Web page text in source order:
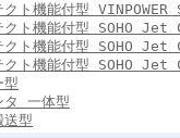
クト機能付型
クト機能付型 SOHO Jet
クト機能付型 SOHO Jet
クト機能付型 SOHO Jet
型
タ 一体型
送型